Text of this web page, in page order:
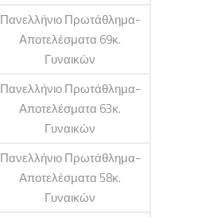
Πανελλήνιο Πρωτάθλημα-
Αποτελέσματα 69κ.
Γυναικών
Πανελλήνιο Πρωτάθλημα-
Αποτελέσματα 63κ.
Γυναικών
Πανελλήνιο Πρωτάθλημα-
Αποτελέσματα 58κ.
Γυναικών